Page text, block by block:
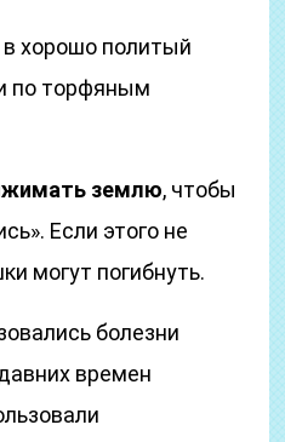
хорошо политый
по торфяным
землю, чтобы
Если этого не
могут погибнуть.
болезни
времен